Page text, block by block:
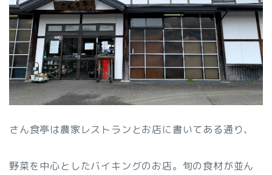
さん食亭は農家レストランとお店に書いてある通り、
野菜を中心としたバイキングのお店。旬の食材が並ん